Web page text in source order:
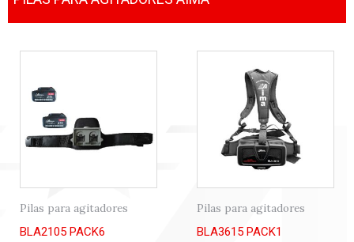
Pilas para agitadores
BLA2105 PACK6
Pilas para agitadores
BLA3615 PACK1